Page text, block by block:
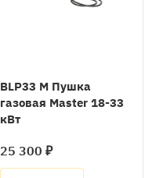
BLP33 M Пушка
газовая Master 18-33
кВт
25 300 ₽